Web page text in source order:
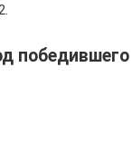
победившего